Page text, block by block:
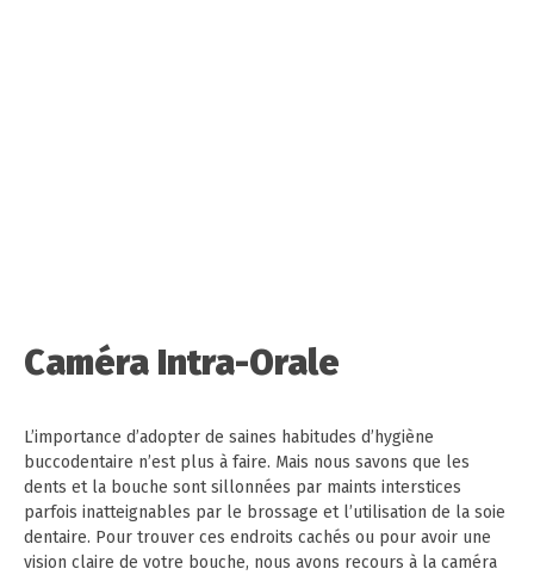
Caméra Intra-Orale
L’importance d’adopter de saines habitudes d’hygiène
buccodentaire n’est plus à faire. Mais nous savons que les
dents et la bouche sont sillonnées par maints interstices
parfois inatteignables par le brossage et l’utilisation de la soie
dentaire. Pour trouver ces endroits cachés ou pour avoir une
vision claire de votre bouche, nous avons recours à la caméra